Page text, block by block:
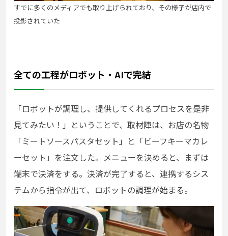
すでに多くのメディアでも取り上げられており、その様子が店内で
投影されていた
全ての工程がロボット・AIで完結
「ロボットが調理し、提供してくれるプロセスを是非
見てみたい！」ということで、取材陣は、お店の名物
「ミートソースパスタセット」と「ビーフキーマカレ
ーセット」を注文した。メニューを決めると、まずは
端末で決済をする。決済が完了すると、連携するシス
テムから指令が出て、ロボットの調理が始まる。